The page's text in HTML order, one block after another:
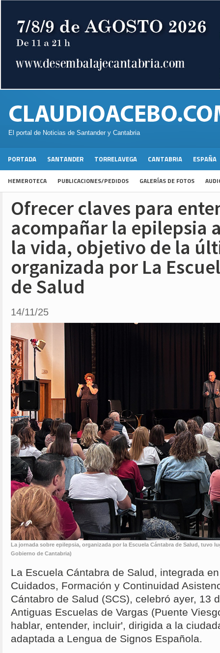
El portal de Noticias de Santander y Cantabria
PORTADA SANTANDER TORRELAVEGA CANTABRIA ESPAÑA
HEMEROTECA PUBLICACIONES/PEDIDOS GALERÍAS DE FOTOS
Ofrecer claves para
acompañar la epilepsia
la vida, objetivo de la
organizada por La
de Salud
14/11/25
La jornada sobre epilepsia, organizada por la Escuela Cántabra de Salud, tuvo
Gobierno de Cantabria)
La Escuela Cántabra de Salud, integrada
Cuidados, Formación y Continuidad
Cántabro de Salud (SCS), celebró ayer, 13
Antiguas Escuelas de Vargas (Puente
hablar, entender, incluir', dirigida a la
adaptada a Lengua de Signos Española.